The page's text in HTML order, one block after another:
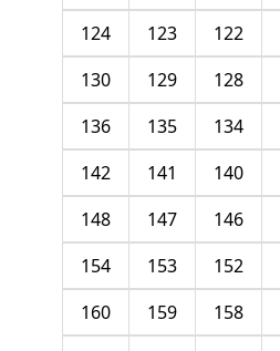
122
123
124
128
129
130
134
135
136
140
141
142
146
147
148
152
153
154
158
159
160